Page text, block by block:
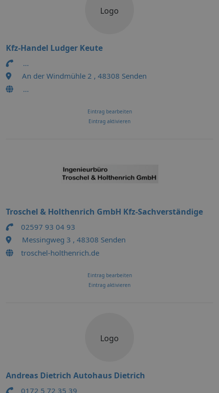
Logo
Kfz-Handel Ludger Keute
...
An der Windmühle 2 , 48308 Senden
...
Eintrag bearbeiten
Eintrag aktivieren
Troschel & Holthenrich GmbH Kfz-Sachverständige
02597 93 04 93
Messingweg 3 , 48308 Senden
troschel-holthenrich.de
Eintrag bearbeiten
Eintrag aktivieren
Logo
Andreas Dietrich Autohaus Dietrich
0172 5 72 35 39